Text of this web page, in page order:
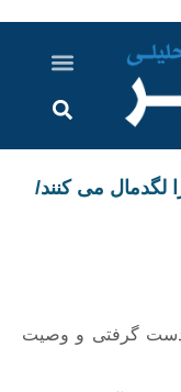
می کنند/
دست گرفتی و وصیت